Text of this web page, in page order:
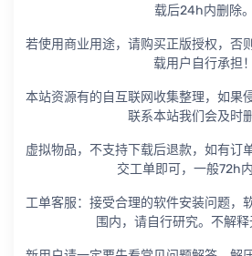
载后24h内删除。
若使用商业用途，请购买正版授权，否
载用户自行承担！
本站资源有的自互联网收集整理，如果
联系本站我们会及时删
虚拟物品，不支持下载后退款，如有订
交工单即可，一般72h内
工单客服：接受合理的软件安装问题，
围内，请自行研究。不解释